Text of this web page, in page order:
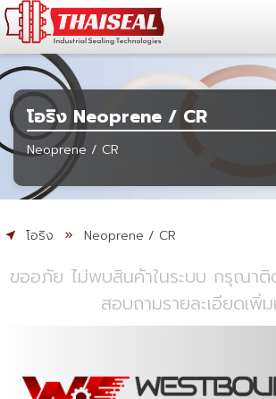
โอริง Neoprene / CR
Neoprene / CR
โอริง Neoprene / CR
ขออภัย ไม่พบสินค้าในระบบ กรุณา
สอบถามรายละเอียดเพิ่